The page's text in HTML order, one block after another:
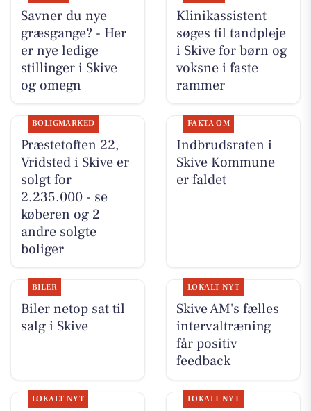
Savner du nye
græsgange? - Her
er nye ledige
stillinger i Skive
og omegn
Klinikassistent
søges til tandpleje
i Skive for børn og
voksne i faste
rammer
BOLIGMARKED
Præstetoften 22,
Vridsted i Skive er
solgt for
2.235.000 - se
køberen og 2
andre solgte
boliger
FAKTA OM
Indbrudsraten i
Skive Kommune
er faldet
BILER
Biler netop sat til
salg i Skive
LOKALT NYT
Skive AM's fælles
intervaltræning
får positiv
feedback
LOKALT NYT LOKALT NYT